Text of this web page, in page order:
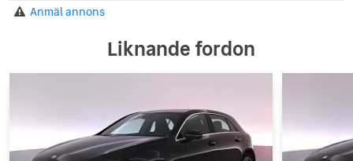
Anmäl annons
Liknande fordon